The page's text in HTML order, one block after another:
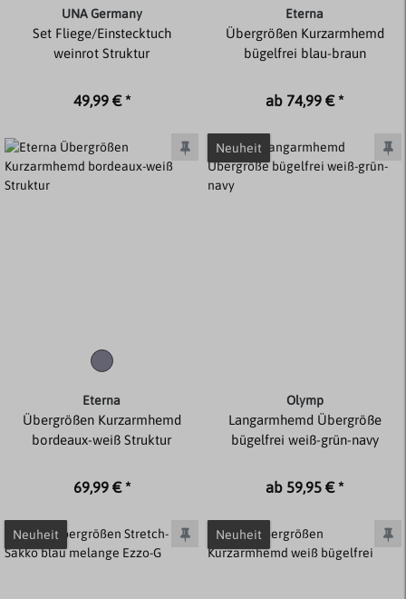
UNA Germany
Set Fliege/Einstecktuch
weinrot Struktur
49,99 € *
Eterna
Übergrößen Kurzarmhemd
bügelfrei blau-braun
ab 74,99 € *
Eterna
Übergrößen Kurzarmhemd
bordeaux-weiß Struktur
69,99 € *
Neuheit
Olymp
Langarmhemd Übergröße
bügelfrei weiß-grün-navy
ab 59,95 € *
Neuheit Neuheit